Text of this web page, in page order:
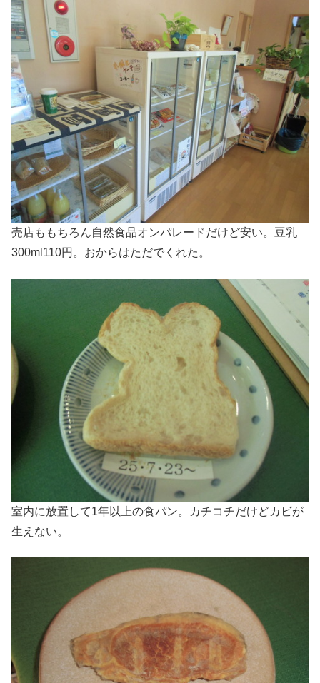
売店ももちろん自然食品オンパレードだけど安い。豆乳
300ml110円。おからはただでくれた。
室内に放置して1年以上の食パン。カチコチだけどカビが
生えない。